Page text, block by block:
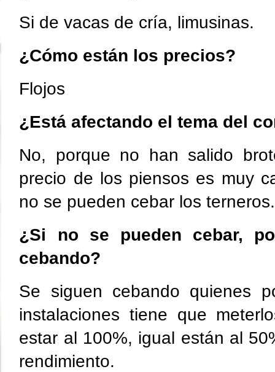
Si de vacas de cría, limusinas.
¿Cómo están los precios?
Flojos
¿Está afectando el tema del
No, porque no han salido
precio de los piensos es muy
no se pueden cebar los
¿Si no se pueden cebar,
cebando?
Se siguen cebando quienes
instalaciones tiene que
estar al 100%, igual están al
rendimiento.